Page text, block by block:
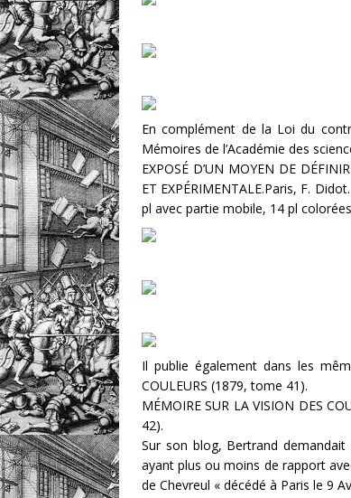
En complément de la Loi du
Mémoires de l’Académie des
EXPOSÉ D’UN MOYEN DE
ET EXPÉRIMENTALE.Paris, F.
pl avec partie mobile, 14 pl
Il publie également dans les
COULEURS (1879, tome 41).
MÉMOIRE SUR LA VISION DES
42).
Sur son blog, Bertrand
ayant plus ou moins de rapport
de Chevreul « décédé à Paris le 9